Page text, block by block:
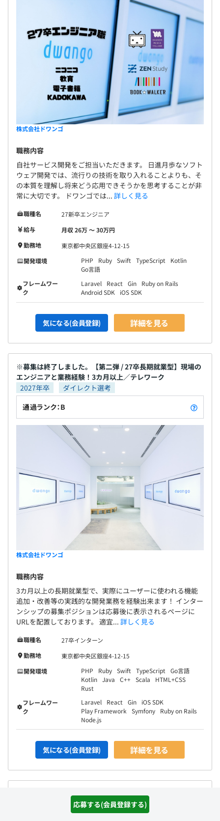
応募する(会員登録する)
株式会社ドワンゴ
職務内容
自社サービス開発をご担当いただきます。 日進月歩なソフト
ウェア開発では、流行りの技術を取り入れることよりも、そ
の本質を理解し将来どう応用できそうかを思考することが非
常に大切です。 ドワンゴでは... 詳しく見る
職種名
27新卒エンジニア
給与
月収 26万 〜 30万円
勤務地
東京都中央区銀座4-12-15
開発環境
PHP Ruby Swift TypeScript
Kotlin
Go言語
フレームワー
ク
Laravel React Gin
Ruby on Rails
Android SDK
iOS SDK
気になる(会員登録) 詳細を見る
※募集は終了しました。【第二弾 / 27卒長期就業型】現場の
エンジニアと業務経験！3カ月以上／テレワーク
2027年卒
ダイレクト選考
通過ランク：B
株式会社ドワンゴ
職務内容
3カ月以上の長期就業型で、実際にユーザーに使われる機能
追加・改善等の実践的な開発業務を経験出来ます！ インター
ンシップの募集ポジションは応募後に表示されるページに
URLを配置しております。 適宜... 詳しく見る
職種名
27卒インターン
勤務地
東京都中央区銀座4-12-15
開発環境
PHP Ruby Swift TypeScript
Go言語
Kotlin Java C++ Scala
HTML+CSS
Rust
フレームワー
ク
Laravel React Gin
iOS SDK
Play Framework
Symfony
Ruby on Rails
Node.js
気になる(会員登録) 詳細を見る
KADOKAWAグループの業務系システムの開発・支援業務／
ソリューションアーキテクト【フルリモートOK】